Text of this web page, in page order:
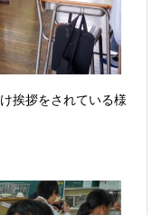
拶をされている様